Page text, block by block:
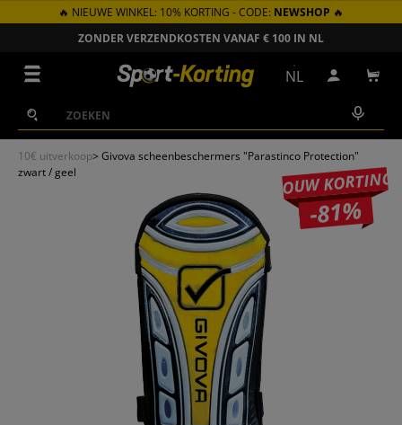
GA NAAR INHOUD
🔥 NIEUWE WINKEL: 10% KORTING - CODE: NEWSHOP 🔥
ZONDER VERZENDKOSTEN VANAF € 100 IN NL
Zoeken
Zoeken
NL Inloggen
10€ uitverkoop> Givova scheenbeschermers "Parastinco Protection"
zwart / geel
JOUW KORTING
-81%